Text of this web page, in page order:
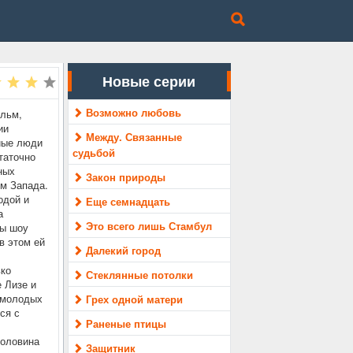
люди
Запада.
и
шоу
этом ей
Лизе и
с
Новые серии
Возможно любовь
Между. Связанные
судьбой
Закон природы
Еще семнадцать
Это всего лишь Стамбул
Далекий город
Стеклянные потолки
Грех одной матери
Раненые птицы
Защитник